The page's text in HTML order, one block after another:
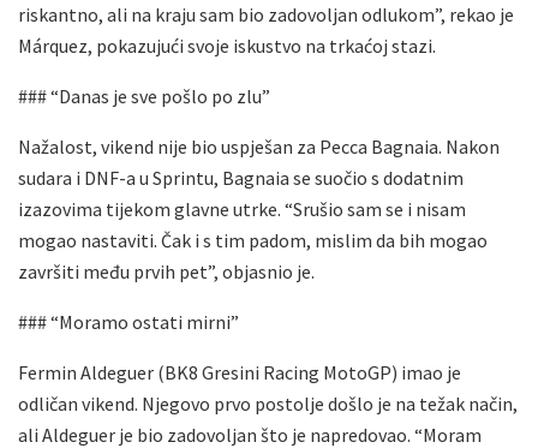
riskantno, ali na kraju sam bio zadovoljan odlukom”, rekao je
Márquez, pokazujući svoje iskustvo na trkaćoj stazi.
### “Danas je sve pošlo po zlu”
Nažalost, vikend nije bio uspješan za Pecca Bagnaia. Nakon
sudara i DNF-a u Sprintu, Bagnaia se suočio s dodatnim
izazovima tijekom glavne utrke. “Srušio sam se i nisam
mogao nastaviti. Čak i s tim padom, mislim da bih mogao
završiti među prvih pet”, objasnio je.
### “Moramo ostati mirni”
Fermin Aldeguer (BK8 Gresini Racing MotoGP) imao je
odličan vikend. Njegovo prvo postolje došlo je na težak način,
ali Aldeguer je bio zadovoljan što je napredovao. “Moram